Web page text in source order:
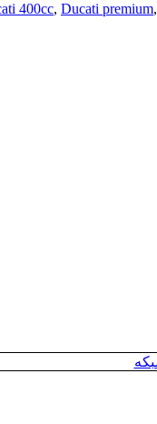
400cc, Ducati premium,